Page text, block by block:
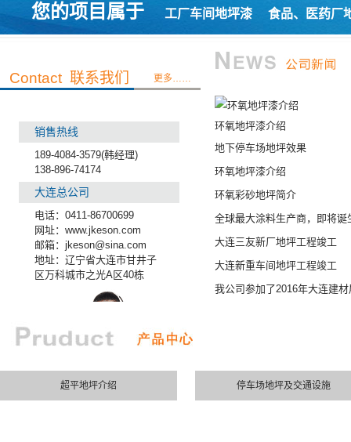
您的项目属于 工厂车间地坪漆 食品、医药厂
Contact 联系我们 更多……
销售热线
189-4084-3579(韩经理)
138-896-74174
大连总公司
电话：0411-86700699
网址：www.jkeson.com
邮箱：jkeson@sina.com
地址：辽宁省大连市甘井子
区万科城市之光A区40栋
环氧地坪漆介绍
地下停车场地坪效果
环氧地坪漆介绍
环氧彩砂地坪简介
全球最大涂料生产商，即将诞
大连三友新厂地坪工程竣工
大连新重车间地坪工程竣工
我公司参加了2016年大连建材
超平地坪介绍 停车场地坪及交通设施